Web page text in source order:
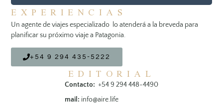
EXPERIENCIAS
Un agente de viajes especializado lo atenderá a la breveda para
planificar su próximo viaje a Patagonia.
+54 9 294 435-5222
EDITORIAL
Contacto: +54 9 294 448-4490
mail: info@aire.life